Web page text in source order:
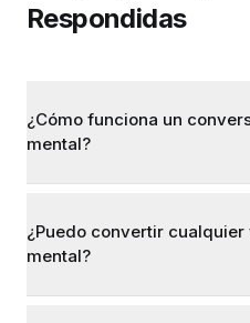
Respondidas
¿Cómo funciona un
mental?
¿Puedo convertir cualquier
mental?